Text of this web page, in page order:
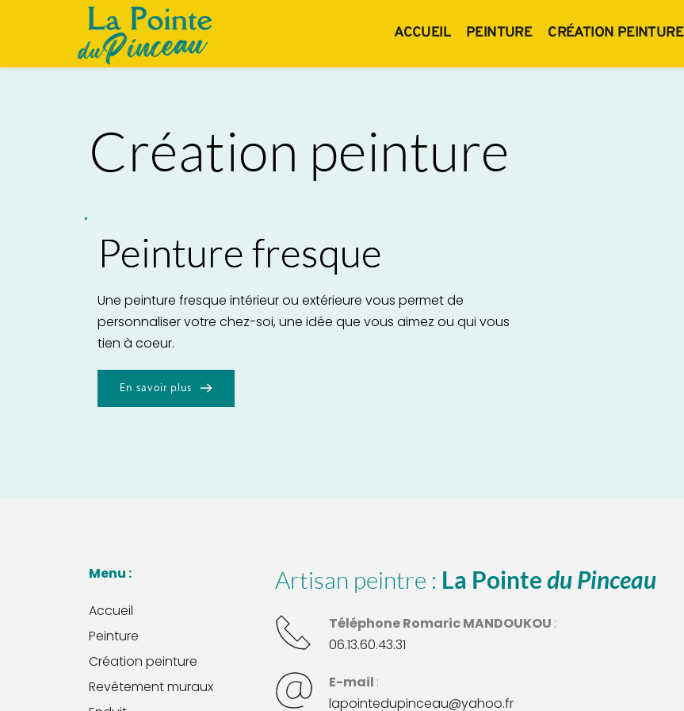
ACCUEIL PEINTURE CRÉATION PEINTURE
Création peinture
Peinture fresque
Une peinture fresque intérieur ou extérieure vous permet de
personnaliser votre chez-soi, une idée que vous aimez ou qui vous
tien à coeur.
En savoir plus
Menu :
Accueil
Peinture
Création peinture
Revêtement muraux
Artisan peintre : La Pointe du Pinceau
Téléphone Romaric MANDOUKOU :
06.13.60.43.31
E-mail :
lapointedupinceau@yahoo.fr